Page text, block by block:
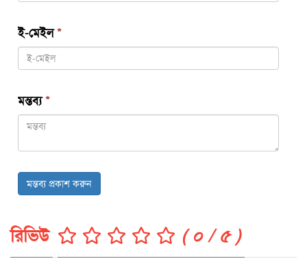
ই-মেইল*
মন্তব্য*
মন্তব্য প্রকাশ করুন
রিভিউ ( ০ / ৫ )